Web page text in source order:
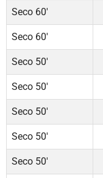
Seco 60'
Seco 60'
Seco 50'
Seco 50'
Seco 50'
Seco 50'
Seco 50'